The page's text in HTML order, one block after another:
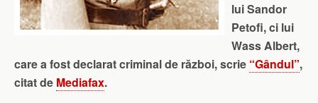
lui Sandor
Petofi, ci lui
Wass Albert,
care a fost declarat criminal de război, scrie “Gândul”,
citat de Mediafax.